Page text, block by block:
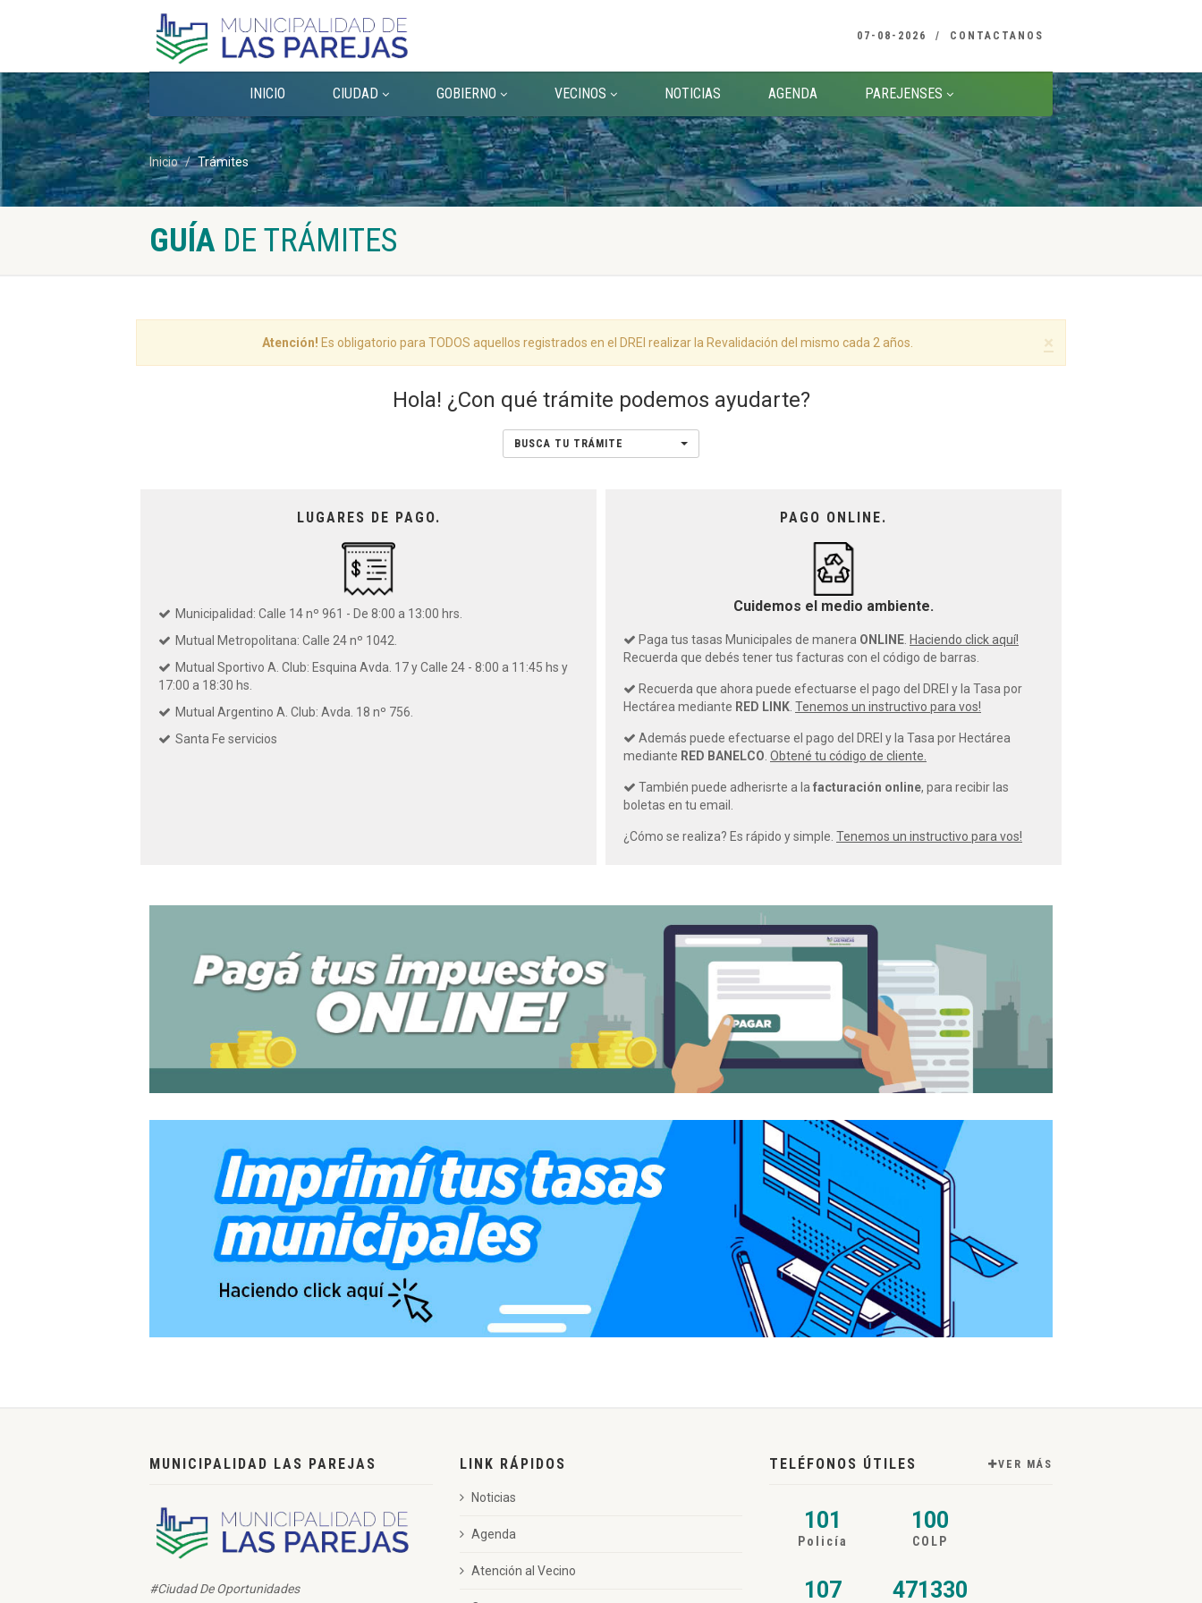
07-08-2026 CONTACTANOS
INICIO CIUDAD GOBIERNO VECINOS NOTICIAS AGENDA PAREJENSES
Inicio Trámites
GUÍA DE TRÁMITES
×
Atención! Es obligatorio para TODOS aquellos registrados en el DREI realizar la Revalidación del mismo cada 2 años.
Hola! ¿Con qué trámite podemos ayudarte?
BUSCA TU TRÁMITE
LUGARES DE PAGO.
Municipalidad: Calle 14 nº 961 - De 8:00 a 13:00 hrs.
Mutual Metropolitana: Calle 24 nº 1042.
Mutual Sportivo A. Club: Esquina Avda. 17 y Calle 24 - 8:00 a 11:45 hs y
17:00 a 18:30 hs.
Mutual Argentino A. Club: Avda. 18 nº 756.
Santa Fe servicios
PAGO ONLINE.
Cuidemos el medio ambiente.
Paga tus tasas Municipales de manera ONLINE Haciendo click aquí!
Recuerda que debés tener tus facturas con el código de barras.
Recuerda que ahora puede efectuarse el pago del DREI y la Tasa por
Hectárea mediante RED LINK Tenemos un instructivo para vos!
Además puede efectuarse el pago del DREI y la Tasa por Hectárea
mediante RED BANELCO Obtené tu código de cliente.
También puede adherisrte a la facturación online, para recibir las
boletas en tu email.
¿Cómo se realiza? Es rápido y simple. Tenemos un instructivo para vos!
MUNICIPALIDAD LAS PAREJAS
#Ciudad De Oportunidades
LINK RÁPIDOS
Noticias
Agenda
Atención al Vecino
TELÉFONOS ÚTILES VER MÁS
101
Policía
100
COLP
107 471330